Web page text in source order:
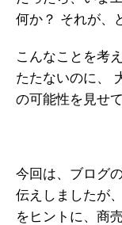
何か？ それが、
こんなことを考
たたないのに、
の可能性を見せて
今回は、ブログ
伝えしましたが、
をヒントに、商